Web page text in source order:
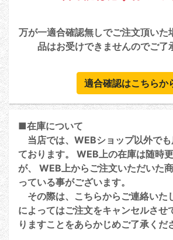
万が一適合確認無しでご注文頂いた
品はお受けできませんのでご了
適合確認はこちらか
■在庫について
当店では、WEBショップ以外でも
ております。 WEB上の在庫は随時
が、 WEB上からご注文いただいた
っている事がございます。
その際は、こちらからご連絡いた
によってはご注文をキャンセルさせ
りますことをあらかじめご了承くだ